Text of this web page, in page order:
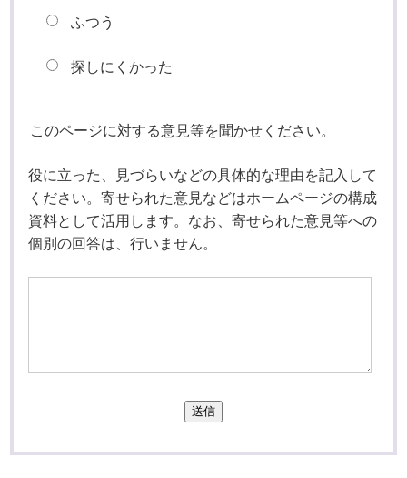
ふつう
探しにくかった
このページに対する意見等を聞かせください。
役に立った、見づらいなどの具体的な理由を記入して
ください。寄せられた意見などはホームページの構成
資料として活用します。なお、寄せられた意見等への
個別の回答は、行いません。
送信